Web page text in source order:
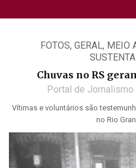
FOTOS, GERAL, MEIO
Chuvas no RS
Portal de Jornalismo
Vítimas e voluntários são
no Rio